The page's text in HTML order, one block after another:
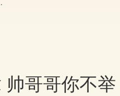
帅哥哥你不